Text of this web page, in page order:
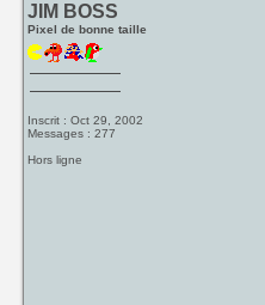
JIM BOSS
Pixel de bonne taille
Inscrit : Oct 29, 2002
Messages : 277
Hors ligne